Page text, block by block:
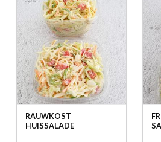
RAUWKOST
HUISSALADE